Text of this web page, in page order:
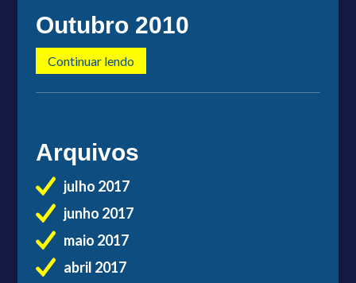
Outubro 2010
Continuar lendo
Arquivos
julho 2017
junho 2017
maio 2017
abril 2017